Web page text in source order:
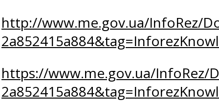
http://www.me.gov.ua/InfoRez/
https://www.me.gov.ua/InfoRez/